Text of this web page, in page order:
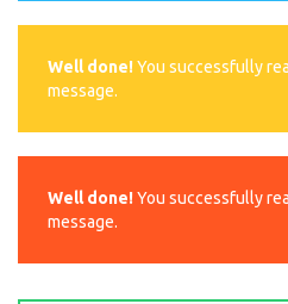
Well done!You successfully
message.
Well done!You successfully
message.